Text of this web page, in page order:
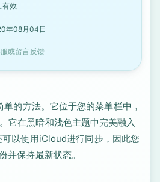
有效
年08月04日
或留言反馈
的方法。它位于您的菜单栏中，
它在黑暗和浅色主题中完美融入
以使用iCloud进行同步，因此您
并保持最新状态。